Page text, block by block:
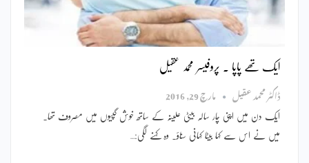
ایک تھے پاپا ۔ پروفیسر محمد عقیل
ڈاکٹر محمد عقیل مارچ 29, 2016
ایک دن میں اپنی چار سالہ بیٹی علینہ کے ساتھ خوش گپیوں میں مصروف تھا۔
میں نے اس سے کہا بیٹا کہانی سناؤ۔ وہ کہنے لگی:…